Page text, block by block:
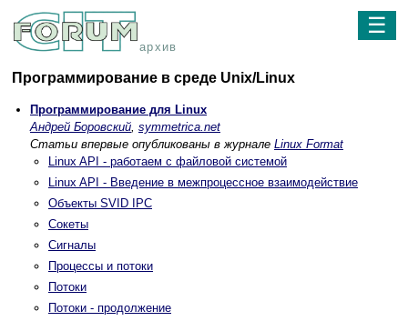
архив
☰
Программирование в среде Unix/Linux
Программирование для Linux
Андрей Боровский, symmetrica.net
Статьи впервые опубликованы в журнале Linux Format
Linux API - работаем с файловой системой
Linux API - Введение в межпроцессное взаимодействие
Объекты SVID IPC
Сокеты
Сигналы
Процессы и потоки
Потоки
Потоки - продолжение